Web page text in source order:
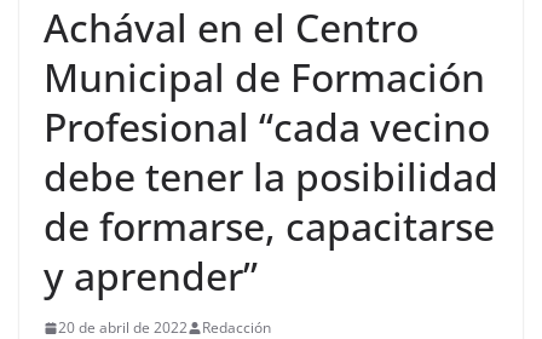
Achával en el Centro
Municipal de Formación
Profesional “cada vecino
debe tener la posibilidad
de formarse, capacitarse
y aprender”
20 de abril de 2022 Redacción